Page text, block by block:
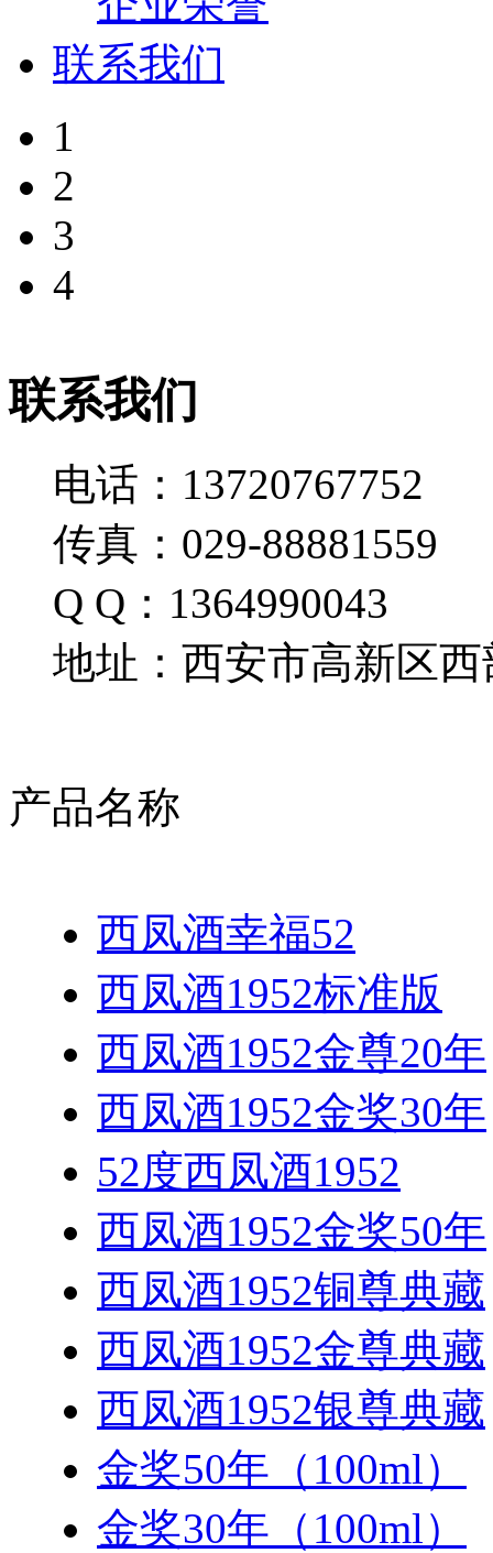
联系我们
1
2
3
4
联系我们
电话：13720767752
传真：029-88881559
Q Q：1364990043
地址：西安市高新区西
产品名称
西凤酒幸福52
西凤酒1952标准版
西凤酒1952金尊20年
西凤酒1952金奖30年
52度西凤酒1952
西凤酒1952金奖50年
西凤酒1952铜尊典藏
西凤酒1952金尊典藏
西凤酒1952银尊典藏
金奖50年（100ml）
金奖30年（100ml）